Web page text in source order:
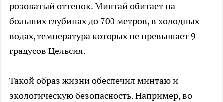
розоватый оттенок. Минтай обитает на
больших глубинах до 700 метров, в холодных
водах, температура которых не превышает 9
градусов Цельсия.
Такой образ жизни обеспечил минтаю и
экологическую безопасность. Например, во